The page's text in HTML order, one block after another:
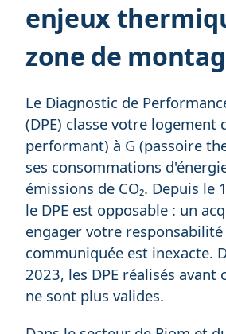
enjeux
zone de
Le Diagnostic de
(DPE) classe votre logement
performant) à G (passoire
ses consommations
émissions de CO₂. Depuis le
le DPE est opposable : un
engager votre
communiquée est inexacte.
2023, les DPE réalisés
ne sont plus valides.